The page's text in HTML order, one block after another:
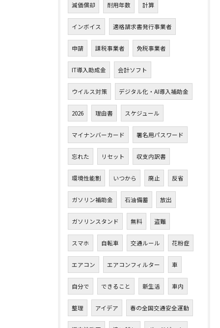
減価償却 耐用年数 計算
インボイス 適格請求書発行事業者
申請 課税事業者 免税事業者
IT導入助成金 会計ソフト
ウイルス対策 デジタル化・AI導入補助金
2026 理由書 スケジュール
マイナンバーカード 署名用パスワード
忘れた リセット 収支内訳書
環境性能割 いつから 廃止 反省
ガソリン補助金 石油備蓄 放出
ガソリンスタンド 無料 盗難
スマホ 自転車 交通ルール 花粉症
エアコン エアコンフィルター 車
自分で できること 新生活 車内
整理 アイデア 春の全国交通安全運動